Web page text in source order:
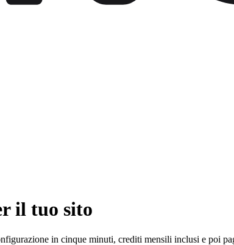
il tuo sito
in cinque minuti, crediti mensili inclusi e poi